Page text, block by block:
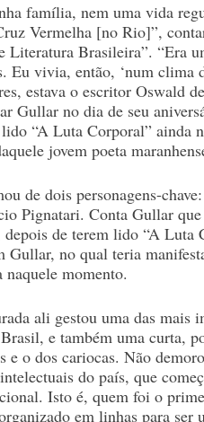
família, nem uma vida
Vermelha [no Rio]”,
Literatura Brasileira”. “Era
Eu vivia, então, ‘num clima
estava o escritor Oswald
Gullar no dia de seu
“A Luta Corporal” ainda
jovem poeta
de dois personagens-
Pignatari. Conta Gullar
de terem lido “A Luta
Gullar, no qual teria
naquele momento.
ali gestou uma das mais
e também uma curta,
e o dos cariocas. Não
do país, que
Isto é, quem foi o
em linhas para ser